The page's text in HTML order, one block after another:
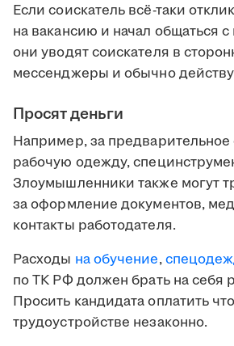
Если соискатель всё-таки
на вакансию и начал общаться
они уводят соискателя в
мессенджеры и обычно
Просят деньги
Например, за предварительное
рабочую одежду,
Злоумышленники также могут
за оформление документов,
контакты работодателя.
Расходы на обучение,
по ТК РФ должен брать на себя
Просить кандидата оплатить
трудоустройстве незаконно.